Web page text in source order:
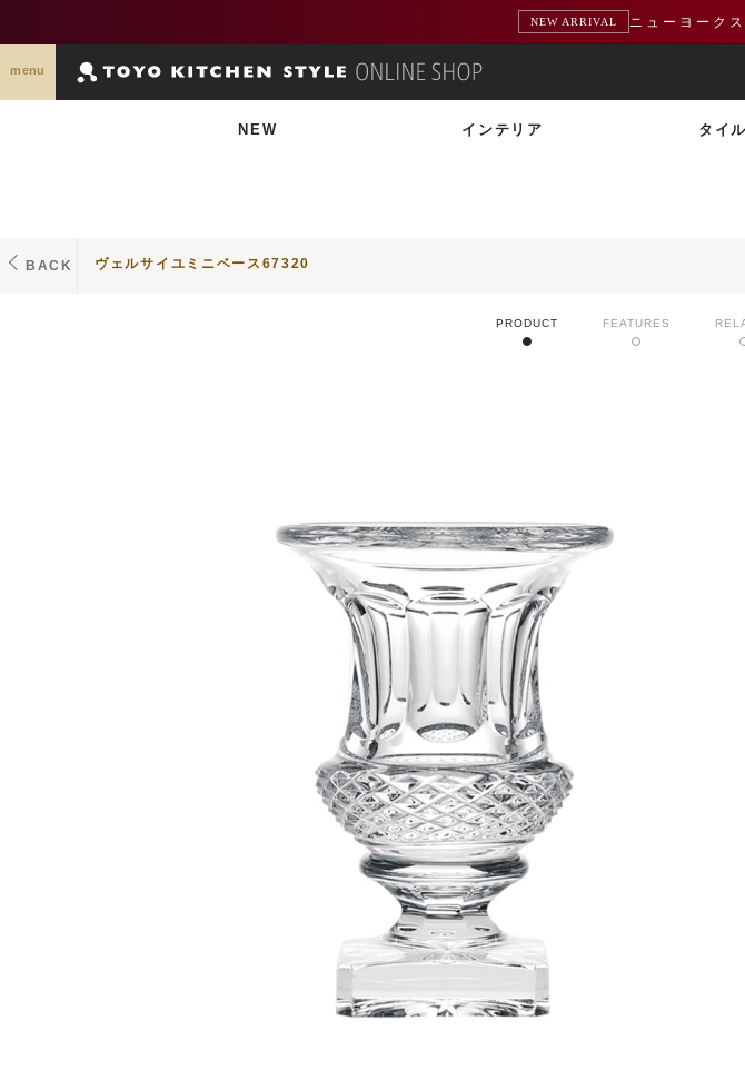
NEW ARRIVAL ニューヨーク
menu
NEW インテリア タイ
BACK ヴェルサイユミニベース67320
PRODUCT FEATURES